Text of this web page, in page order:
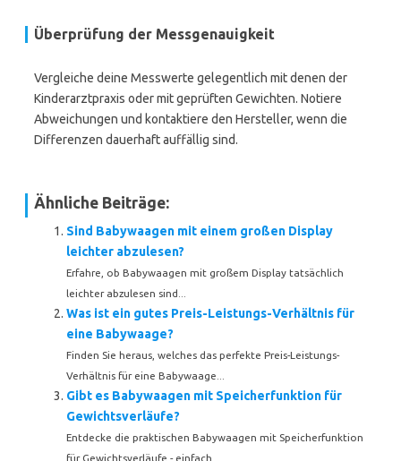
Überprüfung der Messgenauigkeit
Vergleiche deine Messwerte gelegentlich mit denen der
Kinderarztpraxis oder mit geprüften Gewichten. Notiere
Abweichungen und kontaktiere den Hersteller, wenn die
Differenzen dauerhaft auffällig sind.
Ähnliche Beiträge:
Sind Babywaagen mit einem großen Display
leichter abzulesen?
Erfahre, ob Babywaagen mit großem Display tatsächlich
leichter abzulesen sind...
Was ist ein gutes Preis-Leistungs-Verhältnis für
eine Babywaage?
Finden Sie heraus, welches das perfekte Preis-Leistungs-
Verhältnis für eine Babywaage...
Gibt es Babywaagen mit Speicherfunktion für
Gewichtsverläufe?
Entdecke die praktischen Babywaagen mit Speicherfunktion
für Gewichtsverläufe - einfach...